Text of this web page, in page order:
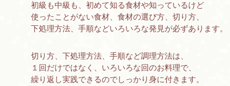
初級も中級も、初めて知る食材や知っているけど
使ったことがない食材、食材の選び方、切り方、
下処理方法、手順などいろいろな発見が必ずあります。
切り方、下処理方法、手順など調理方法は、
１回だけではなく、いろいろな回のお料理で、
繰り返し実践できるのでしっかり身に付きます。